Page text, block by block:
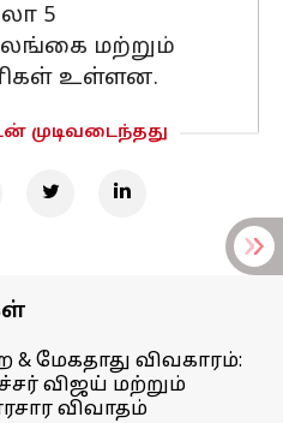
5
மற்றும்
உள்ளன.
முடிவடைந்தது
மேகதாது விவகாரம்:
விஜய் மற்றும்
விவாதம்